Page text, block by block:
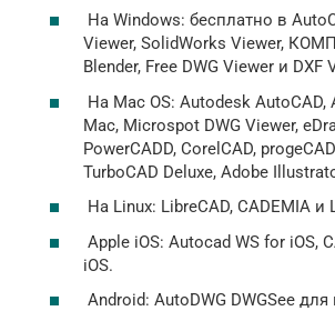
На Windows: бесплатно в
Viewer, SolidWorks Viewer,
Blender, Free DWG Viewer и DXF
На Mac OS: Autodesk AutoCAD,
Mac, Microspot DWG Viewer,
PowerCADD, CorelCAD,
TurboCAD Deluxe, Adobe
На Linux: LibreCAD, CADEMIA и
Apple iOS: Autocad WS for iOS,
iOS.
Android: AutoDWG DWGSee